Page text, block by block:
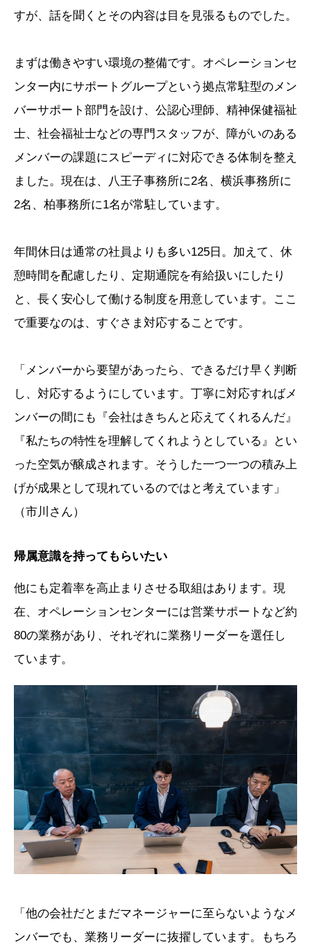
すが、話を聞くとその内容は目を見張るものでした。
まずは働きやすい環境の整備です。オペレーションセ
ンター内にサポートグループという拠点常駐型のメン
バーサポート部門を設け、公認心理師、精神保健福祉
士、社会福祉士などの専門スタッフが、障がいのある
メンバーの課題にスピーディに対応できる体制を整え
ました。現在は、八王子事務所に2名、横浜事務所に
2名、柏事務所に1名が常駐しています。
年間休日は通常の社員よりも多い125日。加えて、休
憩時間を配慮したり、定期通院を有給扱いにしたり
と、長く安心して働ける制度を用意しています。ここ
で重要なのは、すぐさま対応することです。
「メンバーから要望があったら、できるだけ早く判断
し、対応するようにしています。丁寧に対応すればメ
ンバーの間にも『会社はきちんと応えてくれるんだ』
『私たちの特性を理解してくれようとしている』とい
った空気が醸成されます。そうした一つ一つの積み上
げが成果として現れているのではと考えています」
（市川さん）
帰属意識を持ってもらいたい
他にも定着率を高止まりさせる取組はあります。現
在、オペレーションセンターには営業サポートなど約
80の業務があり、それぞれに業務リーダーを選任し
ています。
「他の会社だとまだマネージャーに至らないようなメ
ンバーでも、業務リーダーに抜擢しています。もちろ